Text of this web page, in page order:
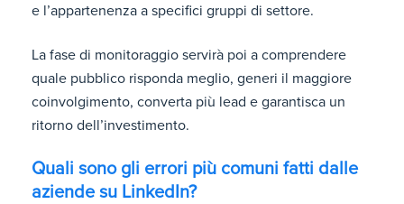
e l’appartenenza a specifici gruppi di settore.
La fase di monitoraggio servirà poi a comprendere
quale pubblico risponda meglio, generi il maggiore
coinvolgimento, converta più lead e garantisca un
ritorno dell’investimento.
Quali sono gli errori più comuni fatti dalle
aziende su LinkedIn?